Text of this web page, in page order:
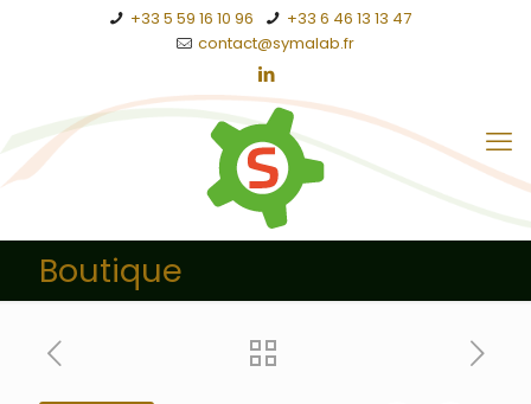
+33 5 59 16 10 96
+33 6 46 13 13 47
contact@symalab.fr
Boutique